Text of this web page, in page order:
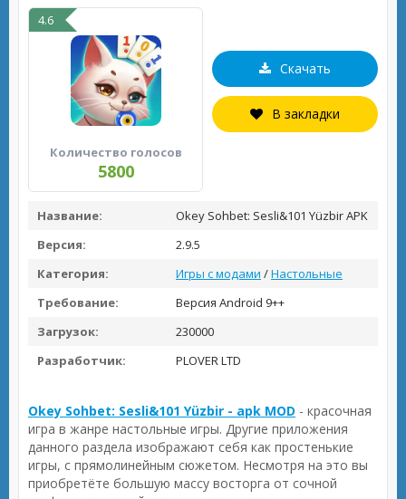
4.6
Количество голосов
5800
Скачать
В закладки
Название:
Okey Sohbet: Sesli&101 Yüzbir APK
Версия:
2.9.5
Категория:
Игры с модами /Настольные
Требование:
Версия Android 9++
Загрузок:
230000
Разработчик:
PLOVER LTD
Okey Sohbet: Sesli&101 Yüzbir - apk MOD - красочная
игра в жанре настольные игры. Другие приложения
данного раздела изображают себя как простенькие
игры, с прямолинейным сюжетом. Несмотря на это вы
приобретёте большую массу восторга от сочной